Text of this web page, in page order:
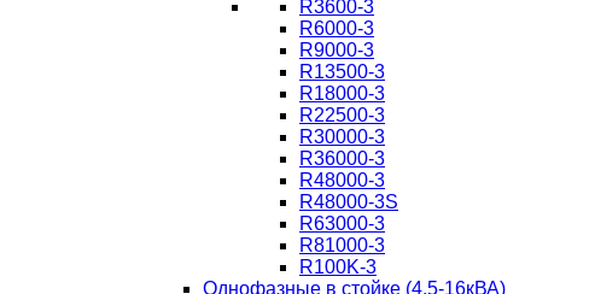
R3600-3
R6000-3
R9000-3
R13500-3
R18000-3
R22500-3
R30000-3
R36000-3
R48000-3
R48000-3S
R63000-3
R81000-3
R100K-3
Однофазные в стойке (4,5-16кВА)